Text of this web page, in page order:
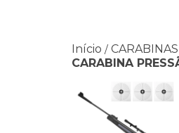
Início /
CARABINA